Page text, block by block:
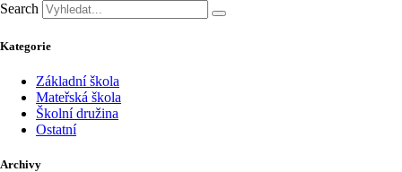
Search
Kategorie
Základní škola
Mateřská škola
Školní družina
Ostatní
Archivy